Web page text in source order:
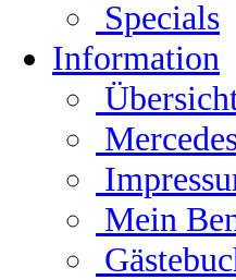
Specials
Information
Mein